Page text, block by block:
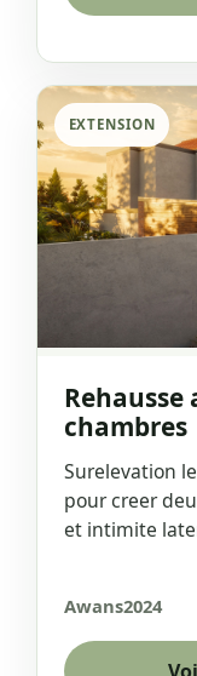
EXTENSION
chambres
Surelevation
pour creer
et intimite
Awans2024